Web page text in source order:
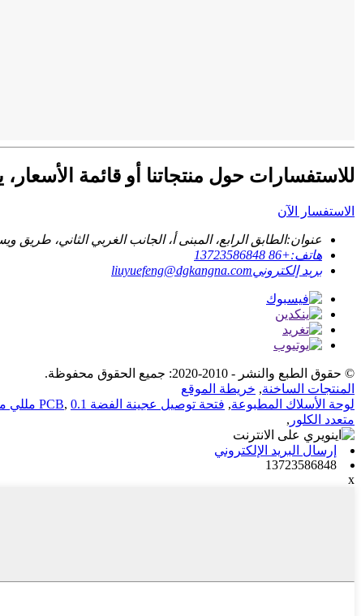
للاستفسارات حول منتجاتنا أو قائمة الأسعار،
الاستفسار الآن
عنوان:الطابق الرابع، المبنى أ، الجانب الغربي الثاني،
هاتف:+86 13723586848
بريد إلكترونيliuyuefeng@dgkangna.com
© حقوق الطبع والنشر - 2010-2020: جميع الحقوق محفوظة.
المنتجات الساخنة, خريطة الموقع
لوحة الأسلاك المطبوعة, فتحة توصيل عجينة الفضة PCB , 0.1 مللي متر ثقب ثنائي الفينيل متعدد الكلور
متعدد الكلور ,
إرسال البريد الإلكتروني
13723586848
x